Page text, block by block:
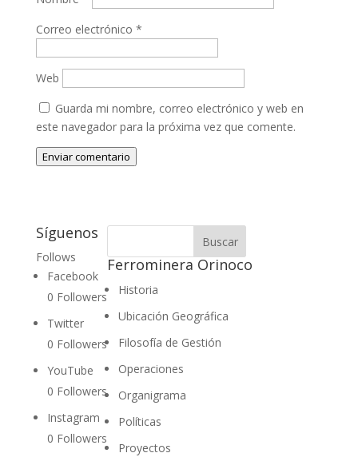
Correo electrónico *
Web
Guarda mi nombre, correo electrónico y web en
este navegador para la próxima vez que comente.
Enviar comentario
Síguenos
Follows
Facebook
0 Followers
Twitter
0 Followers
YouTube
0 Followers
Instagram
0 Followers
Ferrominera Orinoco
Historia
Ubicación Geográfica
Filosofía de Gestión
Operaciones
Organigrama
Políticas
Proyectos